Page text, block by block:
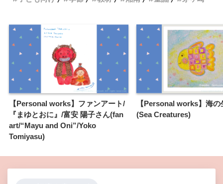
【Personal works】ファンアート/
『まゆとおに』/富安 陽子さん(fan
art/“Mayu and Oni”/Yoko
Tomiyasu)
【Personal works】海の
(Sea Creatures)